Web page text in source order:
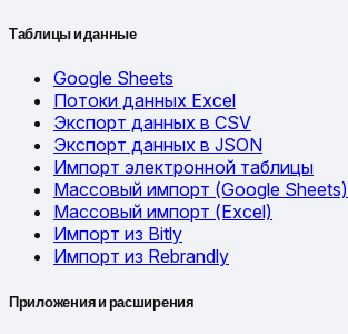
Таблицы и данные
Google Sheets
Потоки данных Excel
Экспорт данных в CSV
Экспорт данных в JSON
Импорт электронной таблицы
Массовый импорт (Google Sheets)
Массовый импорт (Excel)
Импорт из Bitly
Импорт из Rebrandly
Приложения и расширения